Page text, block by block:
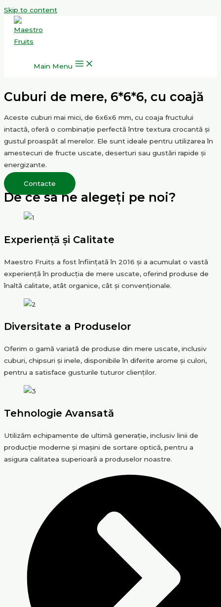
Skip to content
Main Menu
Cuburi de mere, 6*6*6, cu coajă
Aceste cuburi mai mici, de 6x6x6 mm, cu coaja fructului
intactă, oferă o combinație perfectă între textura crocantă și
gustul proaspăt al merelor. Ele sunt ideale pentru utilizarea în
amestecuri de fructe uscate, deserturi sau gustări rapide și
energizante.
Contacte
De ce sa ne alegeți pe noi?
Experiență și Calitate
Maestro Fruits a fost înființată în 2016 și a acumulat o vastă
experiență în producția de mere uscate, oferind produse de
înaltă calitate, atât organice, cât și convenționale.
Diversitate a Produselor
Oferim o gamă variată de produse din mere uscate, inclusiv
cuburi, chipsuri și inele, disponibile în diferite arome și culori,
pentru a satisface gusturile tuturor clienților.
Tehnologie Avansată
Utilizăm echipamente de ultimă generație, inclusiv linii de
producție moderne și mașini de sortare optică, pentru a
asigura calitatea superioară a produselor noastre.